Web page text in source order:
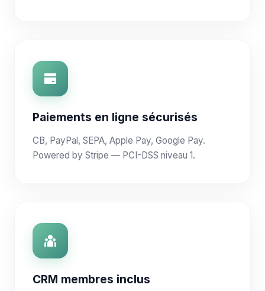
Paiements en ligne sécurisés
CB, PayPal, SEPA, Apple Pay, Google Pay.
Powered by Stripe — PCI-DSS niveau 1.
CRM membres inclus